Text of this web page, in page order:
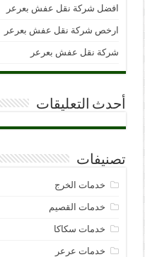
افضل شركة نقل عفش بعرعر
ارخص شركة نقل عفش بعرعر
شركة نقل عفش بعرعر
أحدث التعليقات
تصنيفات
خدمات الخرج
خدمات القصيم
خدمات سكاكا
خدمات عرعر